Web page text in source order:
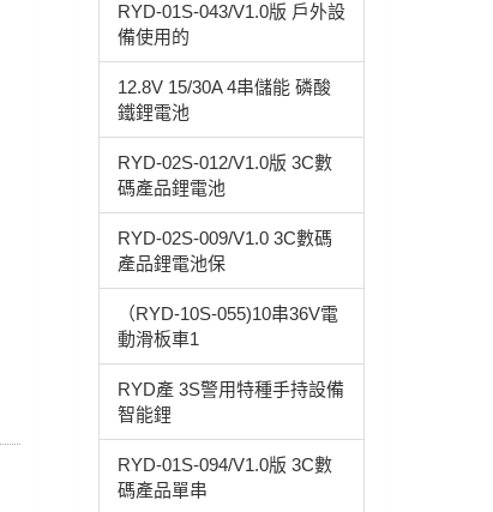
RYD-01S-043/V1.0版 戶外設
備使用的
12.8V 15/30A 4串儲能 磷酸
鐵鋰電池
RYD-02S-012/V1.0版 3C數
碼產品鋰電池
RYD-02S-009/V1.0 3C數碼
產品鋰電池保
（RYD-10S-055)10串36V電
動滑板車1
RYD產 3S警用特種手持設備
智能鋰
RYD-01S-094/V1.0版 3C數
碼產品單串